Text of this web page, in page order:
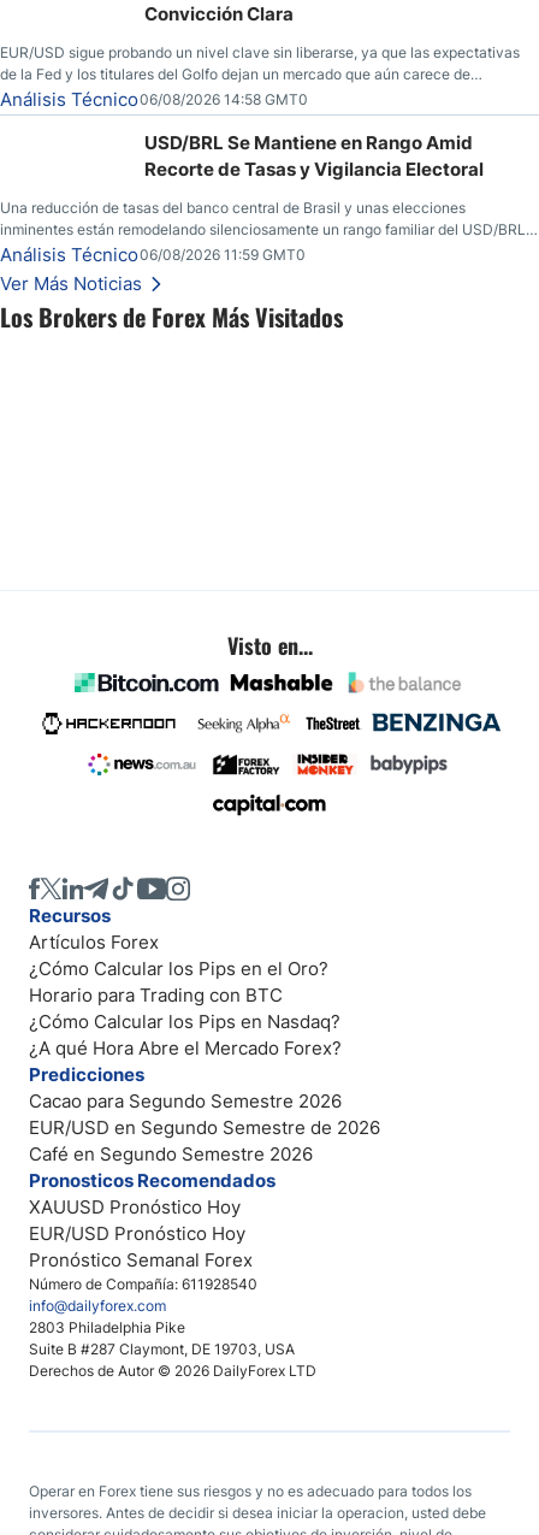
Los Brokers de Forex Más Visitados
Convicción Clara
EUR/USD sigue probando un nivel clave sin liberarse, ya que las expectativas
de la Fed y los titulares del Golfo dejan un mercado que aún carece de
convicción real.
Análisis Técnico06/08/2026 14:58 GMT0
USD/BRL Se Mantiene en Rango Amid
Recorte de Tasas y Vigilancia Electoral
Una reducción de tasas del banco central de Brasil y unas elecciones
inminentes están remodelando silenciosamente un rango familiar del USD/BRL.
Una reducción de tasas por parte del banco central de Brasil y unas elecciones
inminentes están remodelando silenciosamente un rango familiar del USD/BRL.
Esto es lo que los traders están observando a continuación.
Análisis Técnico06/08/2026 11:59 GMT0
Ver Más Noticias
Visto en...
Número de Compañía: 611928540
info@dailyforex.com
2803 Philadelphia Pike
Suite B #287 Claymont, DE 19703, USA
Derechos de Autor © 2026 DailyForex LTD
Recursos
Artículos Forex
¿Cómo Calcular los Pips en el Oro?
Horario para Trading con BTC
¿Cómo Calcular los Pips en Nasdaq?
¿A qué Hora Abre el Mercado Forex?
Predicciones
Cacao para Segundo Semestre 2026
EUR/USD en Segundo Semestre de 2026
Café en Segundo Semestre 2026
Pronosticos Recomendados
XAUUSD Pronóstico Hoy
EUR/USD Pronóstico Hoy
Pronóstico Semanal Forex
Operar en Forex tiene sus riesgos y no es adecuado para todos los
inversores. Antes de decidir si desea iniciar la operacion, usted debe